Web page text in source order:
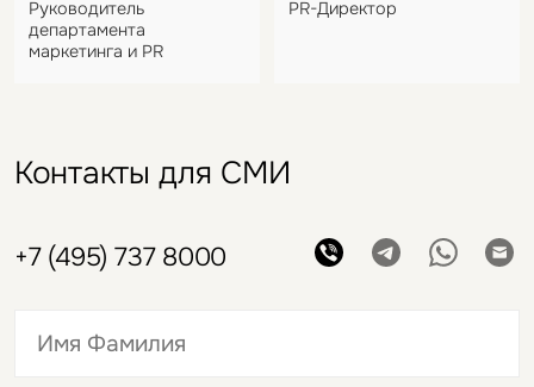
Руководитель
департамента
маркетинга и PR
PR-Директор
Контакты для СМИ
+7 (495) 737 8000